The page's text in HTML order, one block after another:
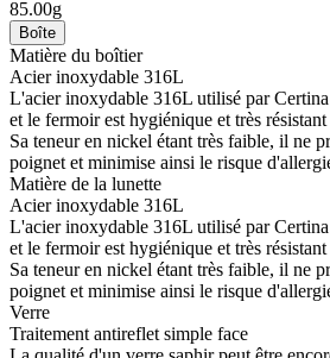
85.00g
Boîte
Matière du boîtier
Acier inoxydable 316L
L'acier inoxydable 316L utilisé par
et le fermoir est hygiénique et très
Sa teneur en nickel étant très faible, il ne
poignet et minimise ainsi le risque
Matière de la lunette
Acier inoxydable 316L
L'acier inoxydable 316L utilisé par
et le fermoir est hygiénique et très
Sa teneur en nickel étant très faible, il ne
poignet et minimise ainsi le risque
Verre
Traitement antireflet simple face